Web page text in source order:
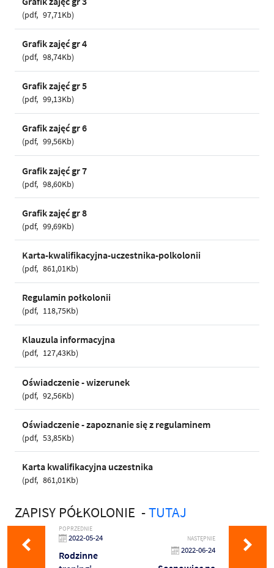
pdf 97,71Kb
Grafik zajęć gr 4
pdf 98,74Kb
Grafik zajęć gr 5
pdf 99,13Kb
Grafik zajęć gr 6
pdf 99,56Kb
Grafik zajęć gr 7
pdf 98,60Kb
Grafik zajęć gr 8
pdf 99,69Kb
Karta-kwalifikacyjna-uczestnika-polkolonii
pdf 861,01Kb
Regulamin połkolonii
pdf 118,75Kb
Klauzula informacyjna
pdf 127,43Kb
Oświadczenie - wizerunek
pdf 92,56Kb
Oświadczenie - zapoznanie się z regulaminem
pdf 53,85Kb
Karta kwalifikacyjna uczestnika
pdf 861,01Kb
ZAPISY PÓŁKOLONIE -TUTAJ
POPRZEDNIE
2022-05-24
Rodzinne
NASTĘPNIE
2022-06-24